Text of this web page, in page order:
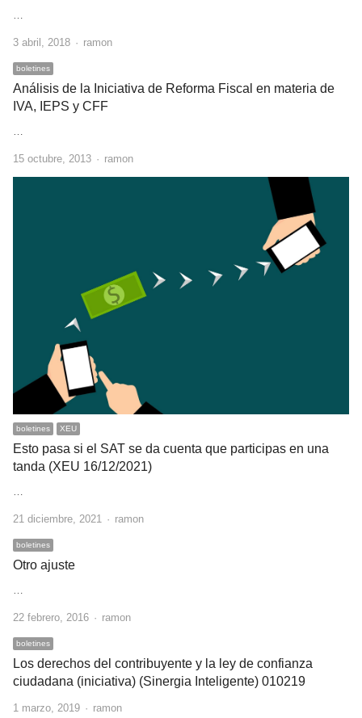
3 abril, 2018 Author
ramon
boletines
Análisis de la Iniciativa de Reforma Fiscal en materia de
IVA, IEPS y CFF
15 octubre, 2013 Author
ramon
boletines XEU
Esto pasa si el SAT se da cuenta que participas en una
tanda (XEU 16/12/2021)
…
21 diciembre, 2021 Author
ramon
boletines
Otro ajuste
…
22 febrero, 2016 Author
ramon
boletines
Los derechos del contribuyente y la ley de confianza
ciudadana (iniciativa) (Sinergia Inteligente) 010219
1 marzo, 2019 Author
ramon